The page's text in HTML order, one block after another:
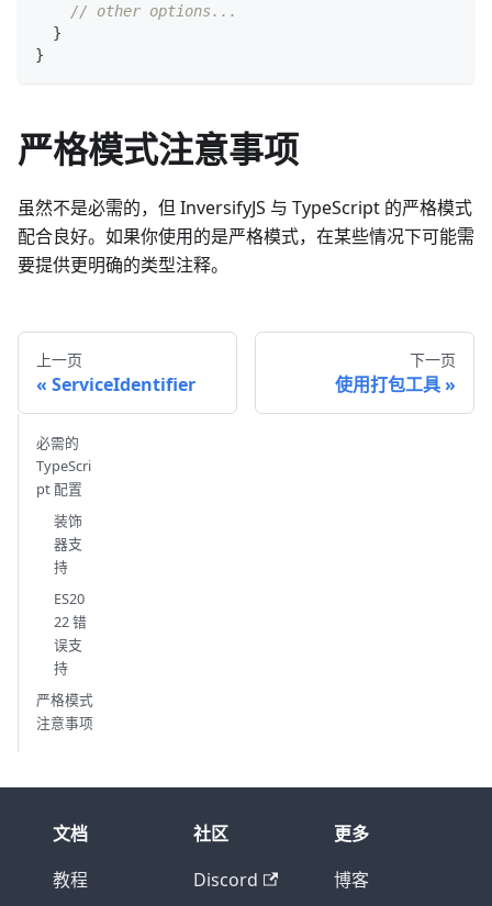
// other options...
}
}
严格模式注意事项
虽然不是必需的，但 InversifyJS 与 TypeScript 的严格模式
配合良好。如果你使用的是严格模式，在某些情况下可能需
要提供更明确的类型注释。
上一页
ServiceIdentifier
下一页
使用打包工具
必需的
TypeScri
pt 配置
装饰
器支
持
ES20
22 错
误支
持
严格模式
注意事项
文档
教程
社区
Discord
更多
博客